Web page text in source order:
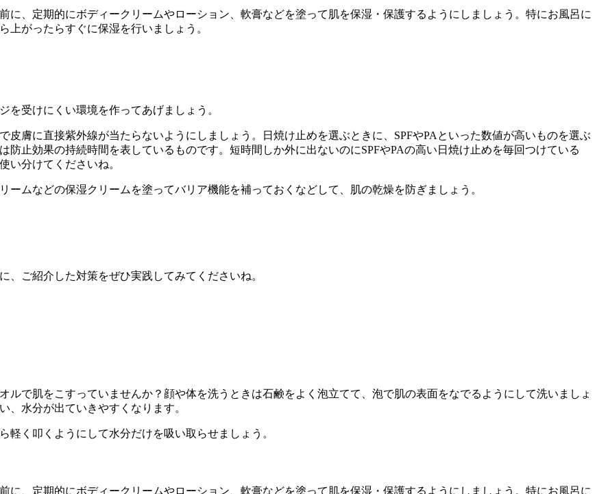
、定期的にボディークリームやローション、軟膏などを塗って肌を保湿・保護するようにしましょう。特にお風呂に
上がったらすぐに保湿を行いましょう。
を受けにくい環境を作ってあげましょう。
膚に直接紫外線が当たらないようにしましょう。日焼け止めを選ぶときに、SPFやPAといった数値が高いものを選ぶ
止効果の持続時間を表しているものです。短時間しか外に出ないのにSPFやPAの高い日焼け止めを毎回つけている
い分けてくださいね。
ムなどの保湿クリームを塗ってバリア機能を補っておくなどして、肌の乾燥を防ぎましょう。
ご紹介した対策をぜひ実践してみてくださいね。
で肌をこすっていませんか？顔や体を洗うときは石鹸をよく泡立てて、泡で肌の表面をなでるようにして洗いましょ
、水分が出ていきやすくなります。
く叩くようにして水分だけを吸い取らせましょう。
、定期的にボディークリームやローション、軟膏などを塗って肌を保湿・保護するようにしましょう。特にお風呂に